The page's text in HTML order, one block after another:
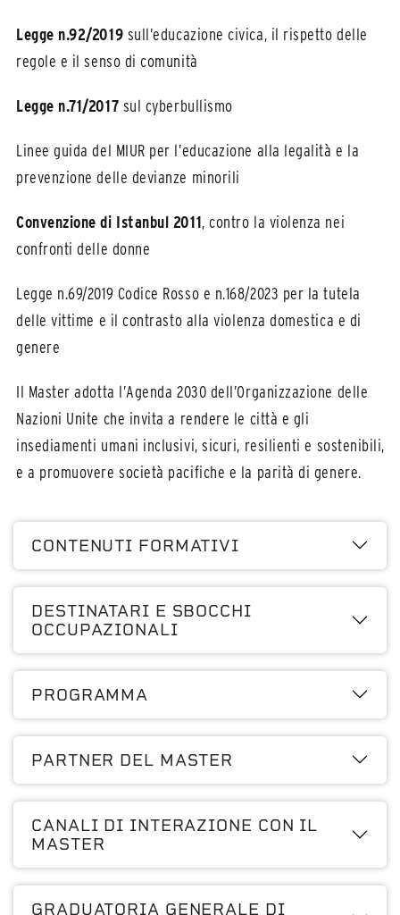
Legge n.92/2019 sull’educazione civica, il rispetto delle
regole e il senso di comunità
Legge n.71/2017 sul cyberbullismo
Linee guida del MIUR per l’educazione alla legalità e la
prevenzione delle devianze minorili
Convenzione di Istanbul 2011, contro la violenza nei
confronti delle donne
Legge n.69/2019 Codice Rosso e n.168/2023 per la tutela
delle vittime e il contrasto alla violenza domestica e di
genere
Il Master adotta l’Agenda 2030 dell’Organizzazione delle
Nazioni Unite che invita a rendere le città e gli
insediamenti umani inclusivi, sicuri, resilienti e sostenibili,
e a promuovere società pacifiche e la parità di genere.
CONTENUTI FORMATIVI
DESTINATARI E SBOCCHI
OCCUPAZIONALI
PROGRAMMA
PARTNER DEL MASTER
CANALI DI INTERAZIONE CON IL
MASTER
GRADUATORIA GENERALE DI